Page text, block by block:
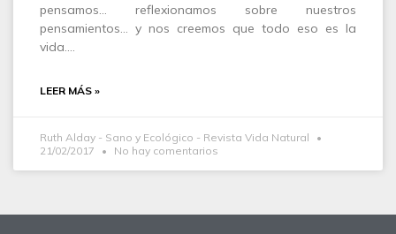
pensamos… reflexionamos sobre nuestros
pensamientos… y nos creemos que todo eso es la
vida.…
LEER MÁS »
Ruth Alday - Sano y Ecológico - Revista Vida Natural
21/02/2017
No hay comentarios